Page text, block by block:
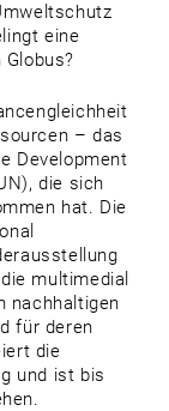
eine
– das
Development
die sich
hat. Die
multimedial
nachhaltigen
für deren
die
und ist bis